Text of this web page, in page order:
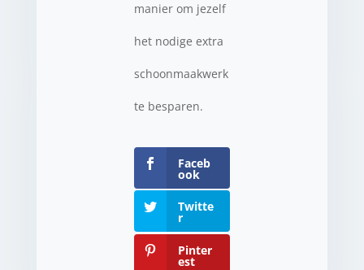
manier om jezelf
het nodige extra
schoonmaakwerk
te besparen.
Faceb
ook
Twitte
r
Pinter
est